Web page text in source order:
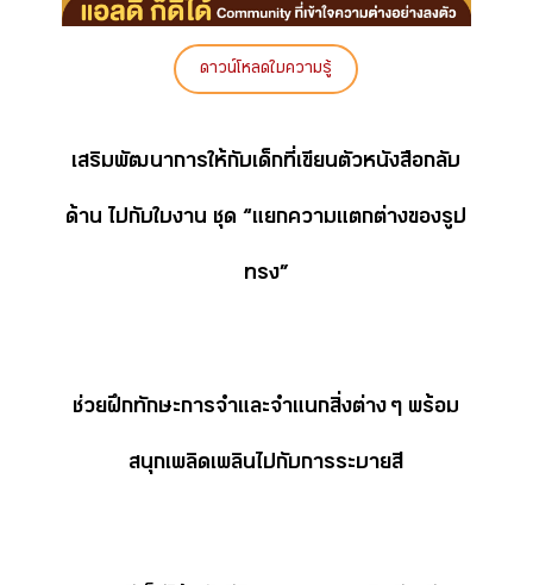
ดาวน์โหลดใบความรู้
เสริมพัฒนาการให้กับเด็กที่เขียนตัวหนังสือกลับ
ด้าน ไปกับใบงาน ชุด “แยกความแตกต่างของรูป
ทรง”
ช่วยฝึกทักษะการจำและจำแนกสิ่งต่าง ๆ พร้อม
สนุกเพลิดเพลินไปกับการระบายสี